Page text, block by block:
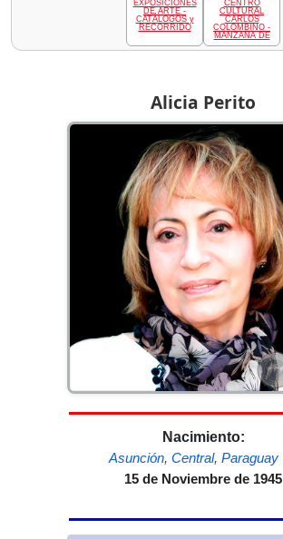
Alicia Perito
Nacimiento:
Asunción, Central, Paraguay
15 de Noviembre de 1945
EXPOSICIONES
DE ARTE -
CATÁLOGOS y
RECORRIDO
CENTRO
CULTURAL
CARLOS
COLOMBINO -
MANZANA DE